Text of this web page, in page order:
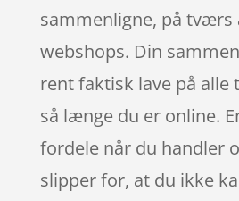
sammenligne, på tværs
webshops. Din
rent faktisk lave på alle
så længe du er online.
fordele når du handler
slipper for, at du ikke